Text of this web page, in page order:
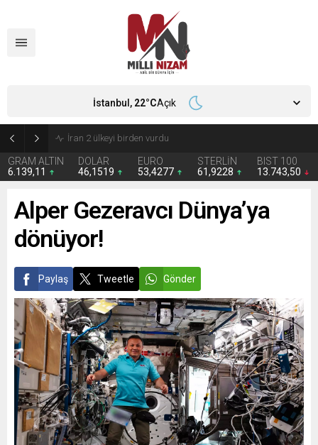
İran 2 ülkeyi birden vurdu
GRAM ALTIN
6.139,11
DOLAR
46,1519
EURO
53,4277
STERLİN
61,9228
BIST 100
13.743,50
İstanbul, 22°CAçık
Alper Gezeravcı Dünya’ya
dönüyor!
Paylaş Tweetle Gönder